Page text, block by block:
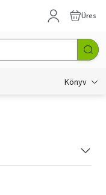
Üres
Könyv